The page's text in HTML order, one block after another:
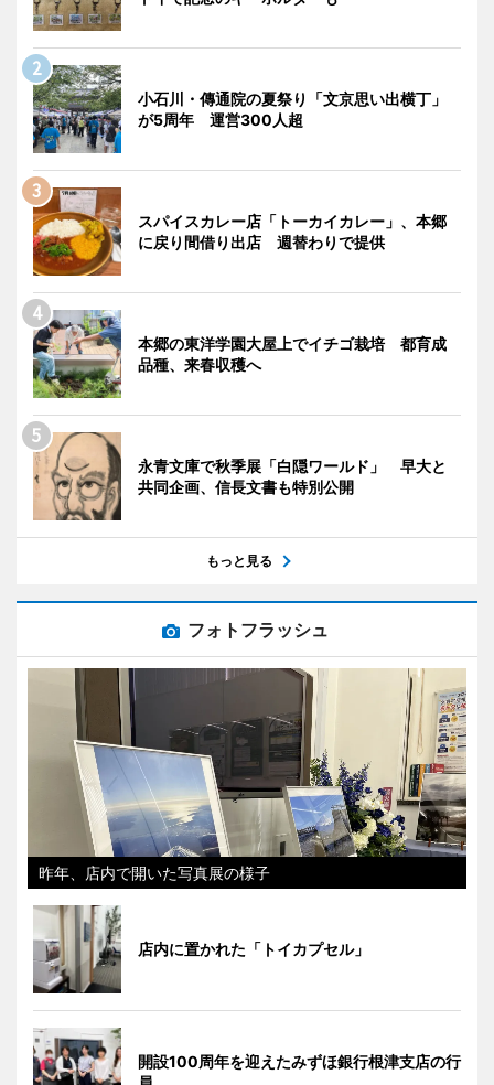
小石川・傳通院の夏祭り「文京思い出横丁」
が5周年 運営300人超
スパイスカレー店「トーカイカレー」、本郷
に戻り間借り出店 週替わりで提供
本郷の東洋学園大屋上でイチゴ栽培 都育成
品種、来春収穫へ
永青文庫で秋季展「白隠ワールド」 早大と
共同企画、信長文書も特別公開
もっと見る
フォトフラッシュ
昨年、店内で開いた写真展の様子
店内に置かれた「トイカプセル」
開設100周年を迎えたみずほ銀行根津支店の行